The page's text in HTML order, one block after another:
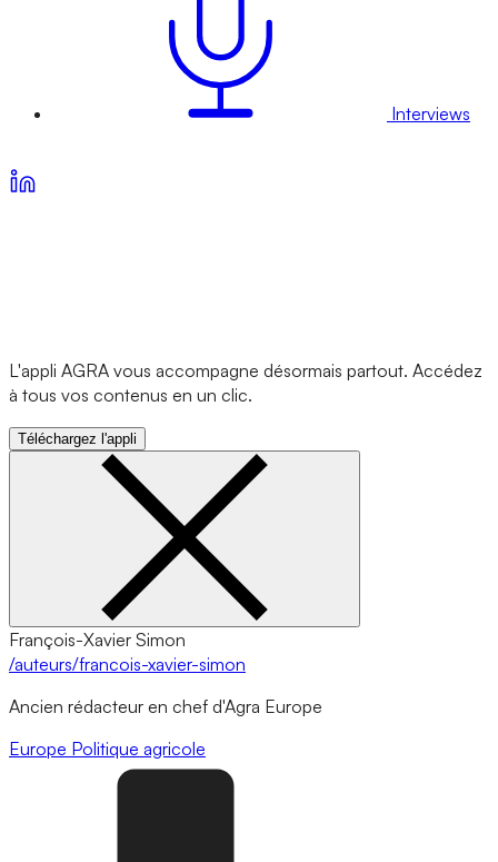
Interviews
L'appli AGRA vous accompagne désormais partout. Accédez
à tous vos contenus en un clic.
Téléchargez l'appli
François-Xavier Simon
/auteurs/francois-xavier-simon
Ancien rédacteur en chef d'Agra Europe
Europe Politique agricole